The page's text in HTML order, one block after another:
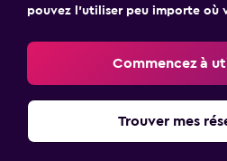
pouvez l’utiliser peu importe où
Commencez à
Trouver mes